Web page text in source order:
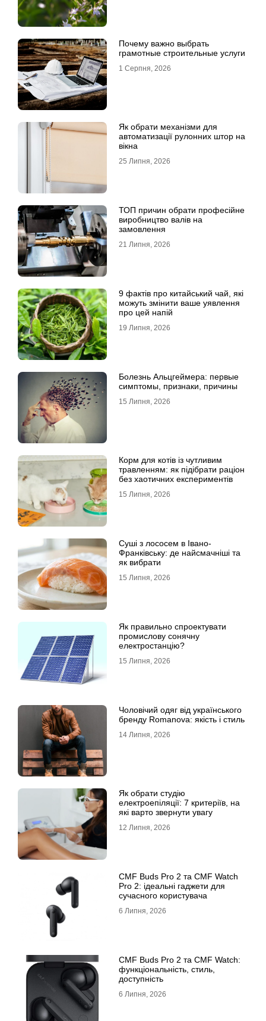
Почему важно выбрать
грамотные строительные услуги
1 Серпня, 2026
Як обрати механізми для
автоматизації рулонних штор на
вікна
25 Липня, 2026
ТОП причин обрати професійне
виробництво валів на
замовлення
21 Липня, 2026
9 фактів про китайський чай, які
можуть змінити ваше уявлення
про цей напій
19 Липня, 2026
Болезнь Альцгеймера: первые
симптомы, признаки, причины
15 Липня, 2026
Корм для котів із чутливим
травленням: як підібрати раціон
без хаотичних експериментів
15 Липня, 2026
Суші з лососем в Івано-
Франківську: де найсмачніші та
як вибрати
15 Липня, 2026
Як правильно спроектувати
промислову сонячну
електростанцію?
15 Липня, 2026
Чоловічий одяг від українського
бренду Romanova: якість і стиль
14 Липня, 2026
Як обрати студію
електроепіляції: 7 критеріїв, на
які варто звернути увагу
12 Липня, 2026
CMF Buds Pro 2 та CMF Watch
Pro 2: ідеальні гаджети для
сучасного користувача
6 Липня, 2026
CMF Buds Pro 2 та CMF Watch:
функціональність, стиль,
доступність
6 Липня, 2026